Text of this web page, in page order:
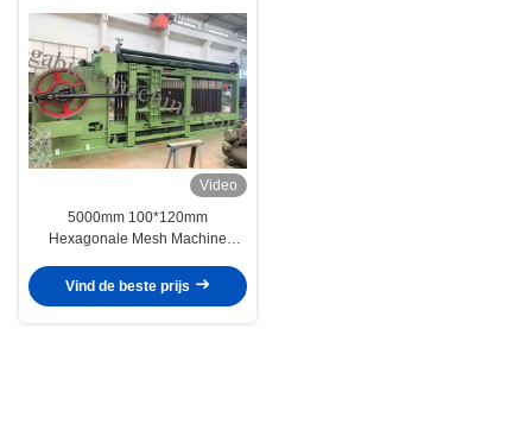
Video
5000mm 100*120mm
Hexagonale Mesh Machine
Defensiemand
Vind de beste prijs